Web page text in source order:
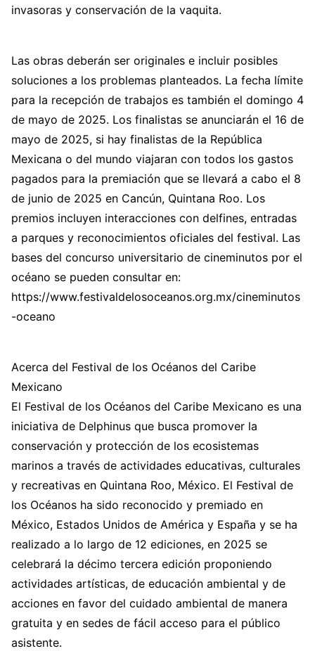
invasoras y conservación de la vaquita.
Las obras deberán ser originales e incluir posibles
soluciones a los problemas planteados. La fecha límite
para la recepción de trabajos es también el domingo 4
de mayo de 2025. Los finalistas se anunciarán el 16 de
mayo de 2025, si hay finalistas de la República
Mexicana o del mundo viajaran con todos los gastos
pagados para la premiación que se llevará a cabo el 8
de junio de 2025 en Cancún, Quintana Roo. Los
premios incluyen interacciones con delfines, entradas
a parques y reconocimientos oficiales del festival. Las
bases del concurso universitario de cineminutos por el
océano se pueden consultar en:
https://www.festivaldelosoceanos.org.mx/cineminutos
-oceano
Acerca del Festival de los Océanos del Caribe
Mexicano
El Festival de los Océanos del Caribe Mexicano es una
iniciativa de Delphinus que busca promover la
conservación y protección de los ecosistemas
marinos a través de actividades educativas, culturales
y recreativas en Quintana Roo, México. El Festival de
los Océanos ha sido reconocido y premiado en
México, Estados Unidos de América y España y se ha
realizado a lo largo de 12 ediciones, en 2025 se
celebrará la décimo tercera edición proponiendo
actividades artísticas, de educación ambiental y de
acciones en favor del cuidado ambiental de manera
gratuita y en sedes de fácil acceso para el público
asistente.